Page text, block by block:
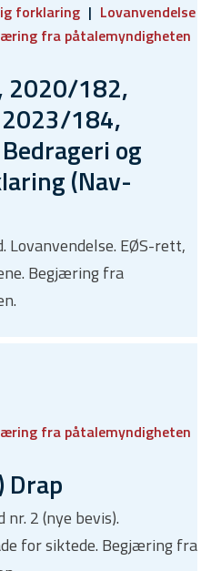
forklaring
Lovanvendelse
fra påtalemyndigheten
2020/182,
184,
og
(Nav-
Lovanvendelse. EØS-rett,
Begjæring fra
fra påtalemyndigheten
2 (nye bevis).
for siktede. Begjæring fra